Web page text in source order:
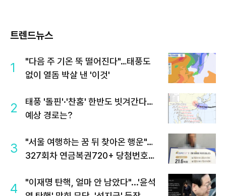
트렌드뉴스
1
"다음 주 기온 뚝 떨어진다"…태풍도
없이 열돔 박살 낸 '이것'
2
태풍 '돌핀'·'찬홈' 한반도 빗겨간다…
예상 경로는?
3
"서울 여행하는 꿈 뒤 찾아온 행운"…
327회차 연금복권720+ 당첨번호조
4
"이재명 탄핵, 얼마 안 남았다"...'윤석